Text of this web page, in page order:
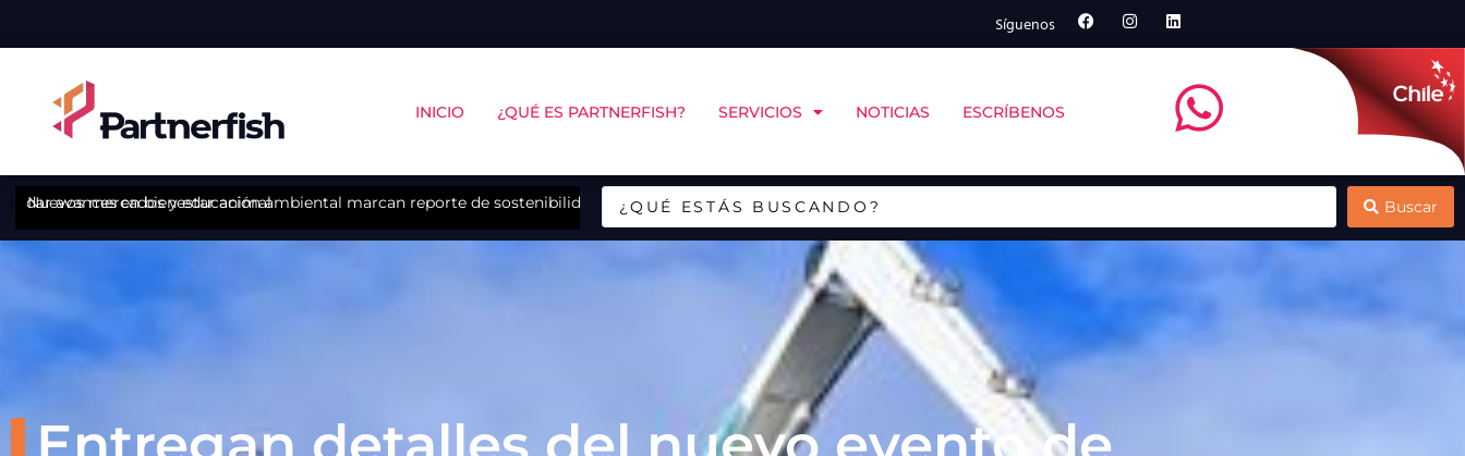
Síguenos
INICIO ¿QUÉ ES PARTNERFISH? SERVICIOS NOTICIAS ESCRÍBENOS
avances en bienestar animal
Nuevos mercados y educación ambiental marcan reporte de sostenibilidad de Landes en ChiloéCINCO Chile y COPAS Coastal abrirán en Puerto Montt debate sobre remoción de carbono marino
Multi X y el Centro de Negocios Sercotec
Buscar